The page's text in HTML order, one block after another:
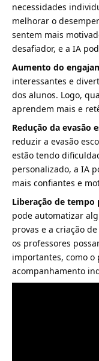
necessidades
melhorar o
sentem mais
desafiador, e a IA
Aumento do
interessantes e
dos alunos. Logo,
aprendem mais e
Redução da evasão
reduzir a evasão
estão tendo
personalizado, a IA
mais confiantes e
Liberação de tempo
pode automatizar
provas e a criação
os professores
importantes, como o
acompanhamento